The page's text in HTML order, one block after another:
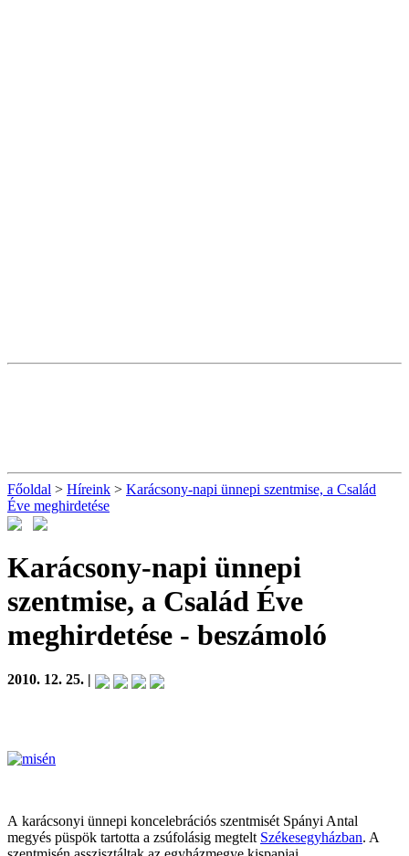
Főoldal > Híreink > Karácsony-napi ünnepi szentmise, a Család
Éve meghirdetése
Karácsony-napi ünnepi
szentmise, a Család Éve
meghirdetése - beszámoló
2010. 12. 25. |
A karácsonyi ünnepi koncelebrációs szentmisét Spányi Antal
megyés püspök tartotta a zsúfolásig megtelt Székesegyházban. A